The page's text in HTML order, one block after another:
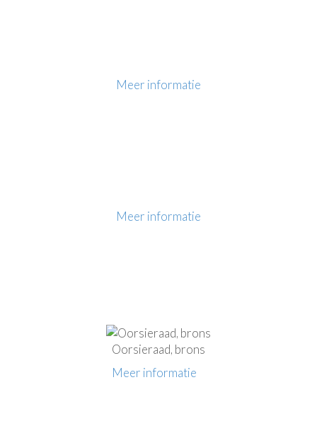
Meer informatie
Meer informatie
Oorsieraad, brons
Meer informatie